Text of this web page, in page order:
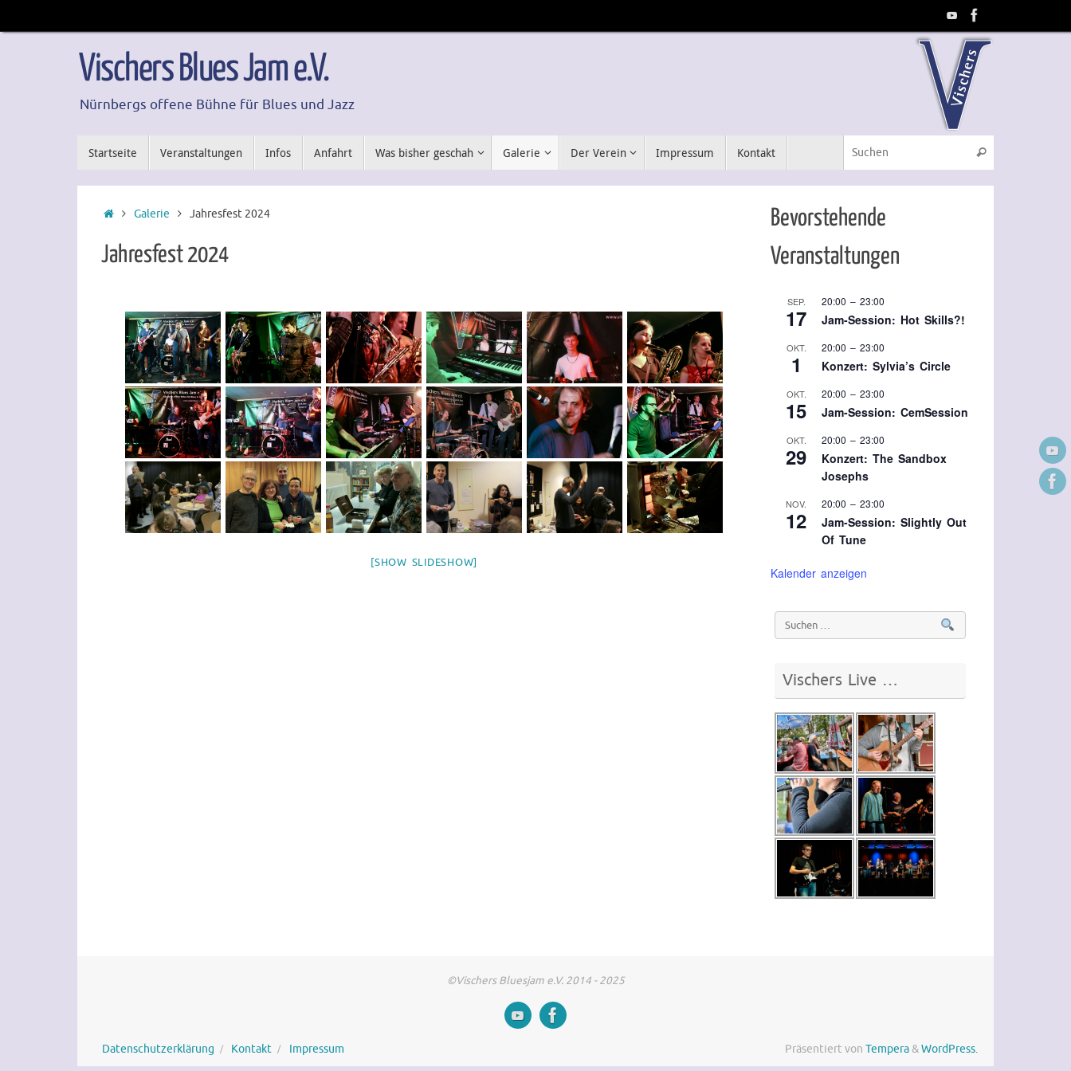
Inhalt
Vischers Blues Jam e.V.
Nürnbergs offene Bühne für Blues und Jazz
Inhalt
Startseite Veranstaltungen Infos Anfahrt Was bisher geschah Galerie Der Verein Impressum Kontakt Suchen
StartGalerie Jahresfest 2024
Jahresfest 2024
[SHOW SLIDESHOW]
Bevorstehende
Veranstaltungen
SEP.
17
20:00 – 23:00
Jam-Session: Hot Skills?!
OKT.
1
20:00 – 23:00
Konzert: Sylvia’s Circle
OKT.
15
20:00 – 23:00
Jam-Session: CemSession
OKT.
29
20:00 – 23:00
Konzert: The Sandbox
Josephs
NOV.
12
20:00 – 23:00
Jam-Session: Slightly Out
Of Tune
Kalender anzeigen
Vischers Live …
©Vischers Bluesjam e.V. 2014 - 2025
Datenschutzerklärung Kontakt Impressum Präsentiert von Tempera&WordPress.